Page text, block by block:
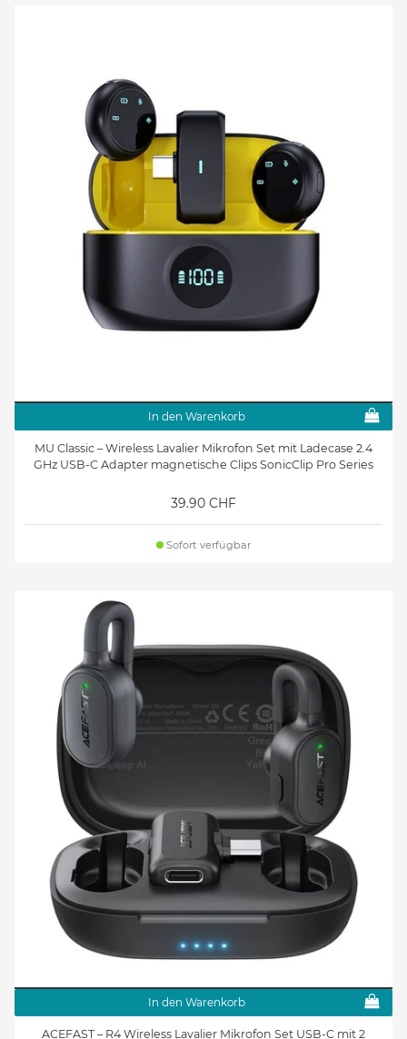
In den Warenkorb
MU Classic – Wireless Lavalier Mikrofon Set mit Ladecase 2.4
GHz USB-C Adapter magnetische Clips SonicClip Pro Series
39.90 CHF
Sofort verfügbar
In den Warenkorb
ACEFAST – R4 Wireless Lavalier Mikrofon Set USB-C mit 2